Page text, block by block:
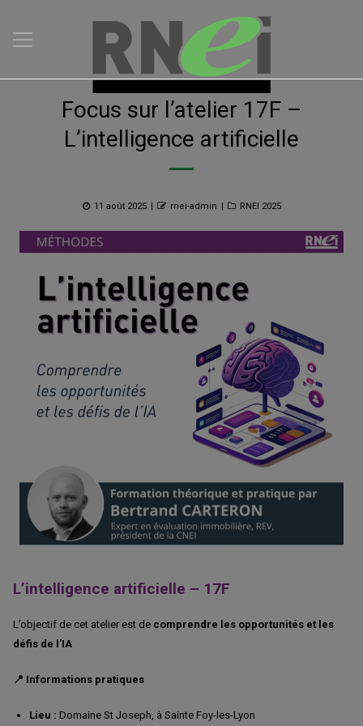
Focus sur l’atelier 17F –
L’intelligence artificielle
Posted
11 août 2025 Author
rnei-admin Categories
RNEI 2025
L’intelligence artificielle – 17F
L’objectif de cet atelier est de comprendre les opportunités et les
défis de l’IA
📍 Informations pratiques
Lieu : Domaine St Joseph, à Sainte Foy-les-Lyon